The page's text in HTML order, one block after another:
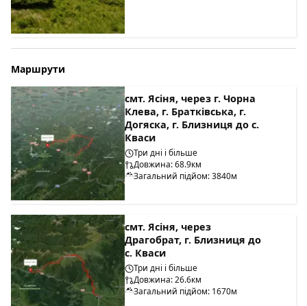
Маршрути
смт. Ясіня, через г. Чорна
Клева, г. Братківська, г.
Догяска, г. Близниця до с.
Кваси
Три дні і більше
Довжина: 68.9км
Загальний підйом: 3840м
смт. Ясіня, через
Драгобрат, г. Близниця до
с. Кваси
Три дні і більше
Довжина: 26.6км
Загальний підйом: 1670м